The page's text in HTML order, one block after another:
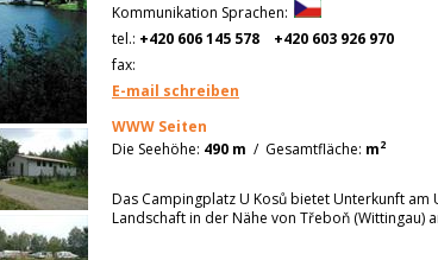
Kommunikation Sprachen:
tel.: +420 606 145 578
+420 603 926 970
fax:
E-mail schreiben
WWW Seiten
Die Seehöhe: 490 m / Gesamtfläche: m2
Das Campingplatz U Kosů bietet Unterkunft am
Landschaft in der Nähe von Třeboň (Wittingau)